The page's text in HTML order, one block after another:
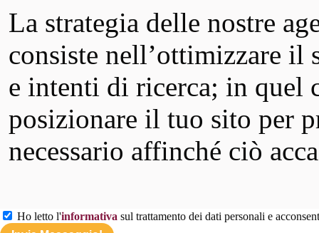
La strategia delle nostre
consiste nell’ottimizzare il
e intenti di ricerca; in quel
posizionare il tuo sito per
necessario affinché ciò
Ho letto l'informativa sul trattamento dei dati personali e